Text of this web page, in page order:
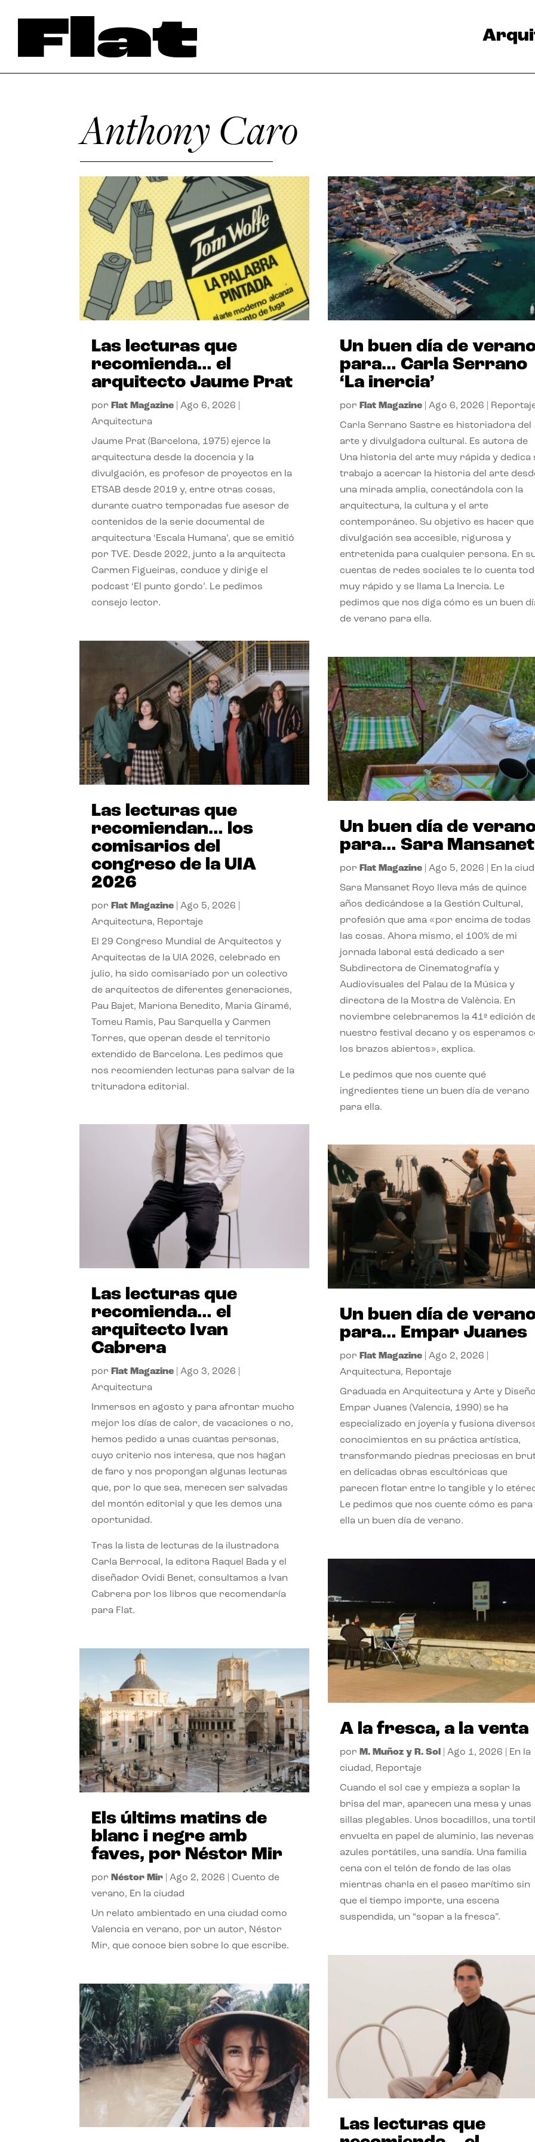
Anthony Caro
Las lecturas que
recomienda… el
arquitecto Jaume Prat
por Flat Magazine |Ago 6, 2026
Arquitectura
Jaume Prat (Barcelona, 1975) ejerce la
arquitectura desde la docencia y la
divulgación, es profesor de proyectos en la
ETSAB desde 2019 y, entre otras cosas,
durante cuatro temporadas fue asesor de
contenidos de la serie documental de
arquitectura ‘Escala Humana’, que se emitió
por TVE. Desde 2022, junto a la arquitecta
Carmen Figueiras, conduce y dirige el
podcast ‘El punto gordo’. Le pedimos
consejo lector.
Las lecturas que
recomiendan… los
comisarios del
congreso de la UIA
2026
por Flat Magazine |Ago 5, 2026
Arquitectura, Reportaje
El 29 Congreso Mundial de Arquitectos y
Arquitectas de la UIA 2026, celebrado en
julio, ha sido comisariado por un colectivo
de arquitectos de diferentes generaciones,
Pau Bajet, Mariona Benedito, Maria Giramé,
Tomeu Ramis, Pau Sarquella y Carmen
Torres, que operan desde el territorio
extendido de Barcelona. Les pedimos que
nos recomienden lecturas para salvar de la
trituradora editorial.
Las lecturas que
recomienda… el
arquitecto Ivan
Cabrera
por Flat Magazine |Ago 3, 2026
Arquitectura
Inmersos en agosto y para afrontar mucho
mejor los días de calor, de vacaciones o no,
hemos pedido a unas cuantas personas,
cuyo criterio nos interesa, que nos hagan
de faro y nos propongan algunas lecturas
que, por lo que sea, merecen ser salvadas
del montón editorial y que les demos una
oportunidad.
Tras la lista de lecturas de la ilustradora
Carla Berrocal, la editora Raquel Bada y el
diseñador Ovidi Benet, consultamos a Ivan
Cabrera por los libros que recomendaría
para Flat.
Els últims matins de
blanc i negre amb
faves, por Néstor Mir
por Néstor Mir |Ago 2, 2026 |Cuento de
verano, En la ciudad
Un relato ambientado en una ciudad como
Valencia en verano, por un autor, Néstor
Mir, que conoce bien sobre lo que escribe.
Un buen día de
para… Carla Serrano
‘La inercia’
por Flat Magazine| Ago 6, 2026
Carla Serrano Sastre es historiadora del
arte y divulgadora cultural. Es autora de
Una historia del arte muy rápida y dedica
trabajo a acercar la historia del arte
una mirada amplia, conectándola con la
arquitectura, la cultura y el arte
contemporáneo. Su objetivo es hacer que
divulgación sea accesible, rigurosa y
entretenida para cualquier persona. En
cuentas de redes sociales te lo cuenta
muy rápido y se llama La Inercia. Le
pedimos que nos diga cómo es un buen
de verano para ella.
Un buen día de
para… Sara Mansanet
por Flat Magazine| Ago 5, 2026 En la
Sara Mansanet Royo lleva más de quince
años dedicándose a la Gestión Cultural,
profesión que ama «por encima de todas
las cosas. Ahora mismo, el 100% de mi
jornada laboral está dedicado a ser
Subdirectora de Cinematografía y
Audiovisuales del Palau de la Música y
directora de la Mostra de València. En
noviembre celebraremos la 41ª edición
nuestro festival decano y os esperamos
los brazos abiertos», explica.
Le pedimos que nos cuente qué
ingredientes tiene un buen día de verano
para ella.
Un buen día de
para… Empar Juanes
por Flat Magazine| Ago 2, 2026
Arquitectura, Reportaje
Graduada en Arquitectura y Arte y
Empar Juanes (Valencia, 1990) se ha
especializado en joyería y fusiona
conocimientos en su práctica artística,
transformando piedras preciosas en
en delicadas obras escultóricas que
parecen flotar entre lo tangible y lo
Le pedimos que nos cuente cómo es para
ella un buen día de verano.
A la fresca, a la venta
por M. Muñoz y R. Sol Ago 1, 2026
En la
ciudad, Reportaje
Cuando el sol cae y empieza a soplar la
brisa del mar, aparecen una mesa y unas
sillas plegables. Unos bocadillos, una
envuelta en papel de aluminio, las neveras
azules portátiles, una sandía. Una familia
cena con el telón de fondo de las olas
mientras charla en el paseo marítimo sin
que el tiempo importe, una escena
suspendida, un “sopar a la fresca”.
Las lecturas que